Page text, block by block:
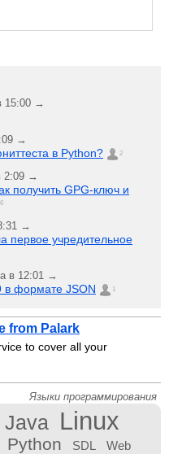
15:00 →
→
в Python? 2
2:09 →
получить GPG-ключ и
6
→
первое учредительное
в 12:01 →
в формате JSON 1
from Palark
to cover all your
Языки программирования
Java Linux
Python SDL Web